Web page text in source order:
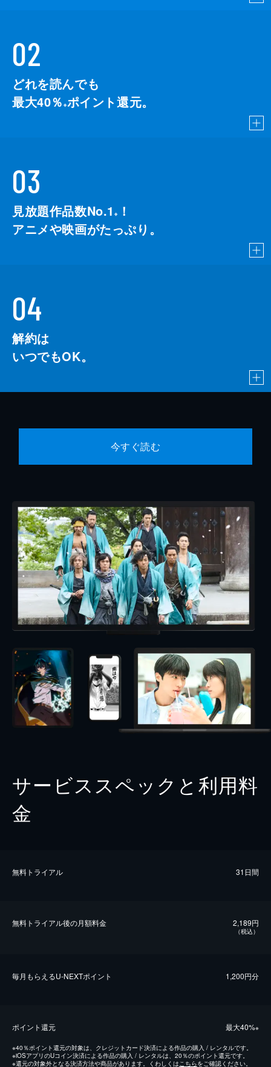
02
どれを読んでも
最大40％ ※ポイント還元。
03
見放題作品数No.1 ※
！
アニメや映画がたっぷり。
04
解約は
いつでもOK。
今すぐ読む
サービススペックと利用料
金
無料トライアル 31日間
無料トライアル後の⽉額料金 2,189円
（税込）
毎⽉もらえるU-NEXTポイント 1,200円分
ポイント還元 最⼤40%※
※40％ポイント還元の対象は、クレジットカード決済による作品の購入 / レンタルです。
※iOSアプリのUコイン決済による作品の購入 / レンタルは、20％のポイント還元です。
※還元の対象外となる決済方法や商品があります。くわしくは こちらをご確認ください。